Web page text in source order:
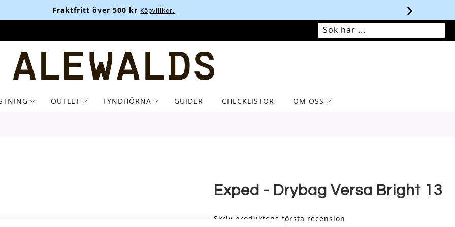
Fraktfritt över 500 kr Köpvillkor.
SÖK SÖK
MIN VARUKORG
OUTLET FYNDHÖRNA GUIDER CHECKLISTOR OM OSS
Exped - Drybag Versa Bright 13
Skriv produktens första recension